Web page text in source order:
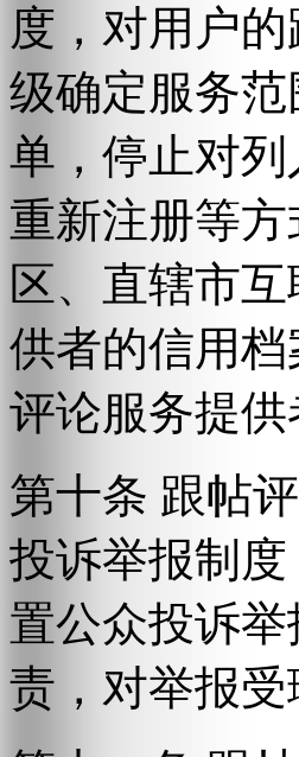
度，对用户
级确定服务
单，停止对
重新注册等
区、直辖市
供者的信用
评论服务提
第十条 跟帖
投诉举报制
置公众投诉
责，对举报